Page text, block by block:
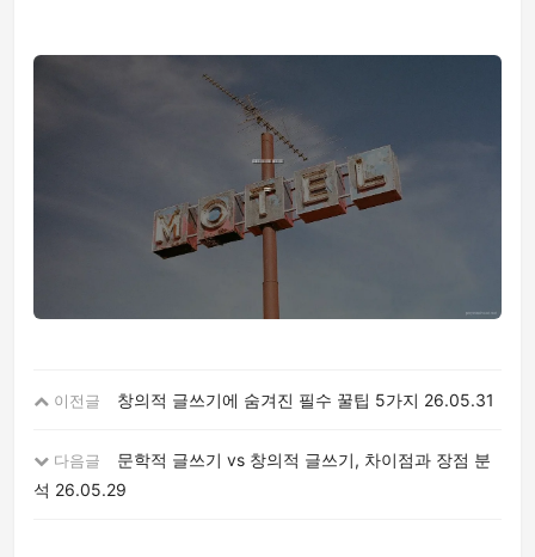
이전글 창의적 글쓰기에 숨겨진 필수 꿀팁 5가지 26.05.31
다음글
문학적 글쓰기 vs 창의적 글쓰기, 차이점과 장점 분
석 26.05.29